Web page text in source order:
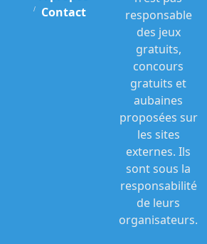
Contact
responsable
des jeux
gratuits,
concours
gratuits et
aubaines
proposées sur
les sites
externes. Ils
sont sous la
responsabilité
de leurs
organisateurs.